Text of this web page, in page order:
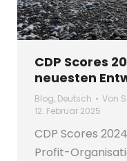
CDP Scores
neuesten
Blog, Deutsch Von
12. Februar 2025
CDP Scores
Profit-